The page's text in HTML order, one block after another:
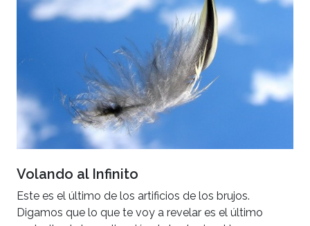
Volando al Infinito
Este es el último de los artificios de los brujos.
Digamos que lo que te voy a revelar es el último